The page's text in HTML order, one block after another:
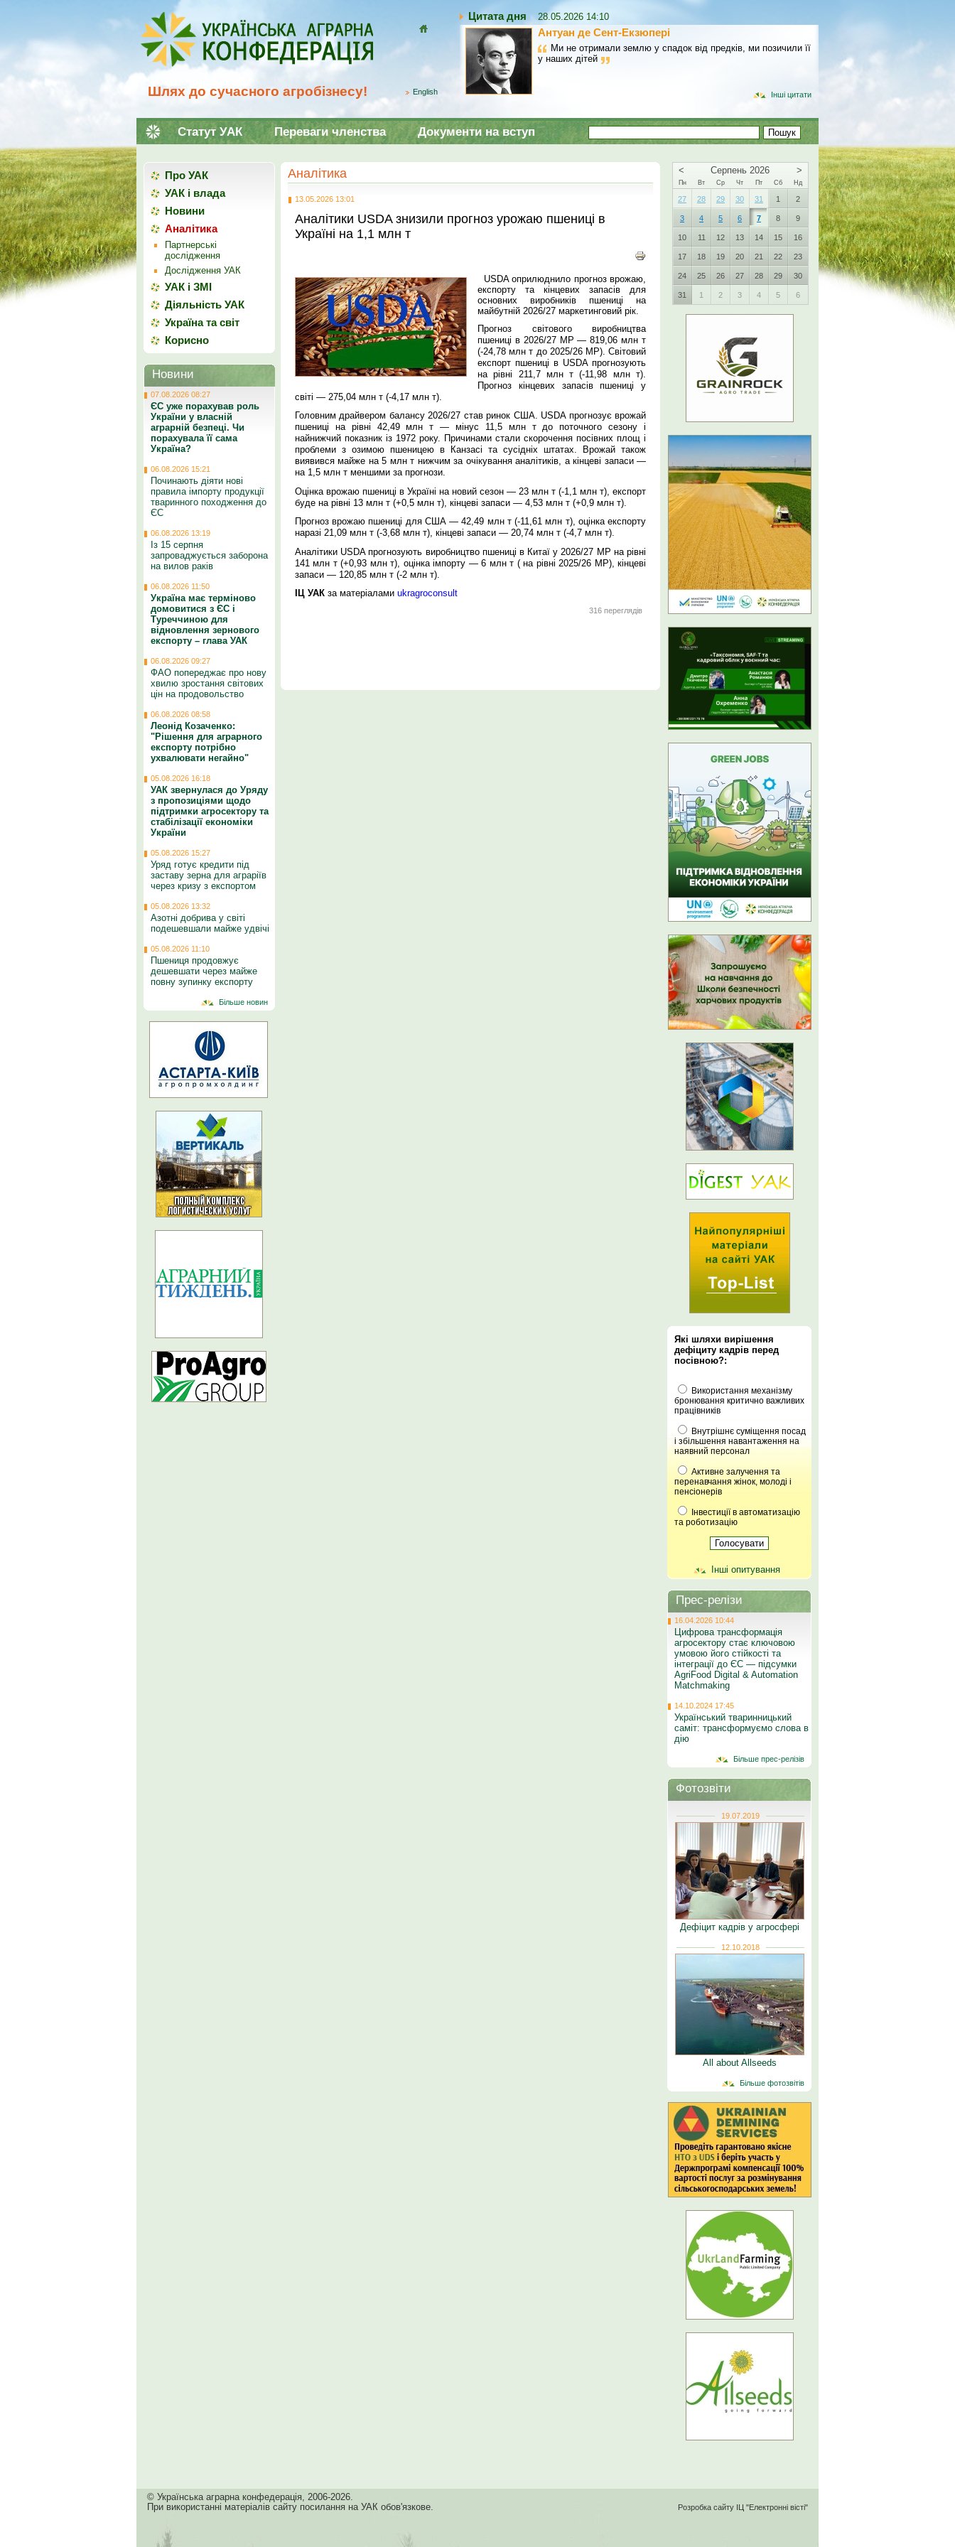
Шлях до сучасного агробізнесу! English
Цитата дня 28.05.2026 14:10
Антуан де Сент-Екзюпері
Ми не отримали землю у спадок від предків, ми позичили її
у наших дітей
Інші цитати
Статут УАК Переваги членства Документи на вступ
Аналітика
13.05.2026 13:01
Аналітики USDA знизили прогноз урожаю пшениці в
Україні на 1,1 млн т
USDA оприлюднило прогноз врожаю,
експорту та кінцевих запасів для
основних виробників пшениці на
майбутній 2026/27 маркетинговий рік.
Прогноз світового виробництва
пшениці в 2026/27 МР — 819,06 млн т
(-24,78 млн т до 2025/26 МР). Світовий
експорт пшениці в USDA прогнозують
на рівні 211,7 млн т (-11,98 млн т).
Прогноз кінцевих запасів пшениці у
світі — 275,04 млн т (-4,17 млн т).
Головним драйвером балансу 2026/27 став ринок США. USDA прогнозує врожай
пшениці на рівні 42,49 млн т — мінус 11,5 млн т до поточного сезону і
найнижчий показник із 1972 року. Причинами стали скорочення посівних площ і
проблеми з озимою пшеницею в Канзасі та сусідніх штатах. Врожай також
виявився майже на 5 млн т нижчим за очікування аналітиків, а кінцеві запаси —
на 1,5 млн т меншими за прогнози.
Оцінка врожаю пшениці в Україні на новий сезон — 23 млн т (-1,1 млн т), експорт
буде на рівні 13 млн т (+0,5 млн т), кінцеві запаси — 4,53 млн т (+0,9 млн т).
Прогноз врожаю пшениці для США — 42,49 млн т (-11,61 млн т), оцінка експорту
наразі 21,09 млн т (-3,68 млн т), кінцеві запаси — 20,74 млн т (-4,7 млн т).
Аналітики USDA прогнозують виробництво пшениці в Китаї у 2026/27 МР на рівні
141 млн т (+0,93 млн т), оцінка імпорту — 6 млн т ( на рівні 2025/26 МР), кінцеві
запаси — 120,85 млн т (-2 млн т).
ІЦ УАК за матеріалами ukragroconsult
316 переглядів
Про УАК
УАК і влада
Новини
Аналітика
Партнерські
дослідження
Дослідження УАК
УАК і ЗМІ
Діяльність УАК
Україна та світ
Корисно
Новини
07.08.2026 08:27
ЄС уже порахував роль
України у власній
аграрній безпеці. Чи
порахувала її сама
Україна?
06.08.2026 15:21
Починають діяти нові
правила імпорту продукції
тваринного походження до
ЄС
06.08.2026 13:19
Із 15 серпня
запроваджується заборона
на вилов раків
06.08.2026 11:50
Україна має терміново
домовитися з ЄС і
Туреччиною для
відновлення зернового
експорту – глава УАК
06.08.2026 09:27
ФАО попереджає про нову
хвилю зростання світових
цін на продовольство
06.08.2026 08:58
Леонід Козаченко:
"Рішення для аграрного
експорту потрібно
ухвалювати негайно"
05.08.2026 16:18
УАК звернулася до Уряду
з пропозиціями щодо
підтримки агросектору та
стабілізації економіки
України
05.08.2026 15:27
Уряд готує кредити під
заставу зерна для аграріїв
через кризу з експортом
05.08.2026 13:32
Азотні добрива у світі
подешевшали майже удвічі
05.08.2026 11:10
Пшениця продовжує
дешевшати через майже
повну зупинку експорту
Більше новин
< Серпень 2026 >
Пн Вт Ср Чт Пт Сб Нд
27 28 29 30 31 1 2
3 4 5 6 7 8 9
10 11 12 13 14 15 16
17 18 19 20 21 22 23
24 25 26 27 28 29 30
31 1 2 3 4 5 6
Які шляхи вирішення
дефіциту кадрів перед
посівною?:
Використання механізму
бронювання критично важливих
працівників
Внутрішнє суміщення посад
і збільшення навантаження на
наявний персонал
Активне залучення та
перенавчання жінок, молоді і
пенсіонерів
Інвестиції в автоматизацію
та роботизацію
Інші опитування
Прес-релізи
16.04.2026 10:44
Цифрова трансформація
агросектору стає ключовою
умовою його стійкості та
інтеграції до ЄС — підсумки
AgriFood Digital & Automation
Matchmaking
14.10.2024 17:45
Український тваринницький
саміт: трансформуємо слова в
дію
Більше прес-релізів
Фотозвіти
19.07.2019
Дефіцит кадрів у агросфері
12.10.2018
All about Allseeds
Більше фотозвітів
Розробка сайту ІЦ "Електронні вісті"
© Українська аграрна конфедерація, 2006-2026.
При використанні матеріалів сайту посилання на УАК обов'язкове.